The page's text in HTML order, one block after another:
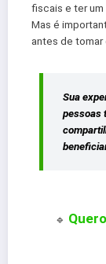
fiscais e ter um
Mas é
antes de tomar
Sua
pessoas
🔹